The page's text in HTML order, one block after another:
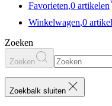
Favorieten,0 artikelen
Winkelwagen,0
Zoeken
Zoeken
Zoekbalk sluiten